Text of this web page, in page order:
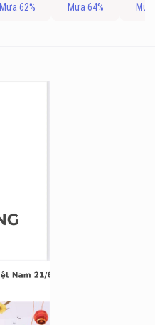
Mưa 62% Mưa 64%